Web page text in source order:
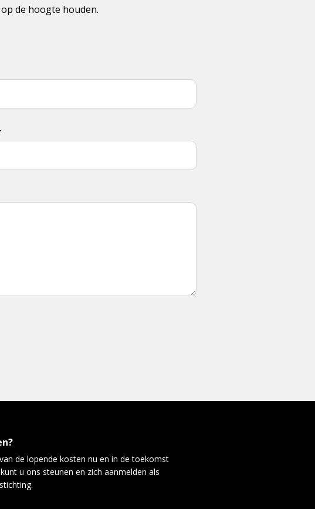
de hoogte houden.
de lopende kosten nu en in de toekomst
u ons steunen en zich aanmelden als